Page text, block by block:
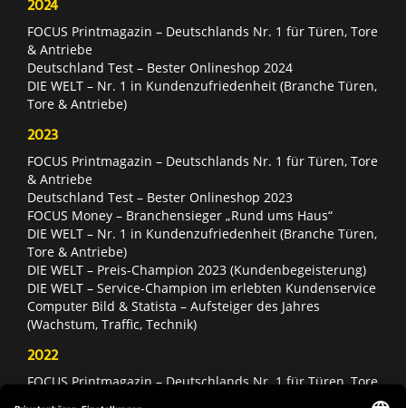
2024
FOCUS Printmagazin – Deutschlands Nr. 1 für Türen, Tore
& Antriebe
Deutschland Test – Bester Onlineshop 2024
DIE WELT – Nr. 1 in Kundenzufriedenheit (Branche Türen,
Tore & Antriebe)
2023
FOCUS Printmagazin – Deutschlands Nr. 1 für Türen, Tore
& Antriebe
Deutschland Test – Bester Onlineshop 2023
FOCUS Money – Branchensieger „Rund ums Haus“
DIE WELT – Nr. 1 in Kundenzufriedenheit (Branche Türen,
Tore & Antriebe)
DIE WELT – Preis-Champion 2023 (Kundenbegeisterung)
DIE WELT – Service-Champion im erlebten Kundenservice
Computer Bild & Statista – Aufsteiger des Jahres
(Wachstum, Traffic, Technik)
2022
FOCUS Printmagazin – Deutschlands Nr. 1 für Türen, Tore